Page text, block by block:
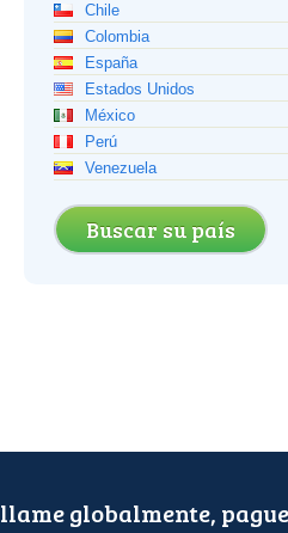
Chile
Colombia
España
Estados Unidos
México
Perú
Venezuela
Buscar su país
llame globalmente,